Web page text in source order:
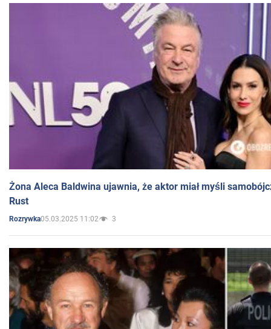
Żona Aleca Baldwina ujawnia, że aktor miał myśli
Rust
Rozrywka05.03.2025 11:02 3